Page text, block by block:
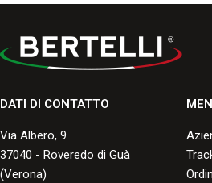
con una buona durata negli anni.
Consulta i formati disponibili.
DATI DI CONTATTO
Via Albero, 9
37040 - Roveredo di Guà
(Verona)